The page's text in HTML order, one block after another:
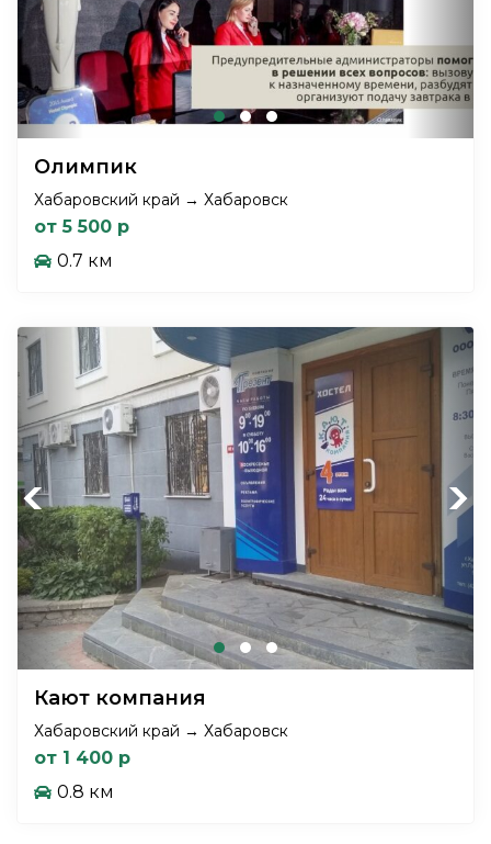
Олимпик
Хабаровский край → Хабаровск
от 5 500 р
0.7 км
Previous Next
Кают компания
Хабаровский край → Хабаровск
от 1 400 р
0.8 км